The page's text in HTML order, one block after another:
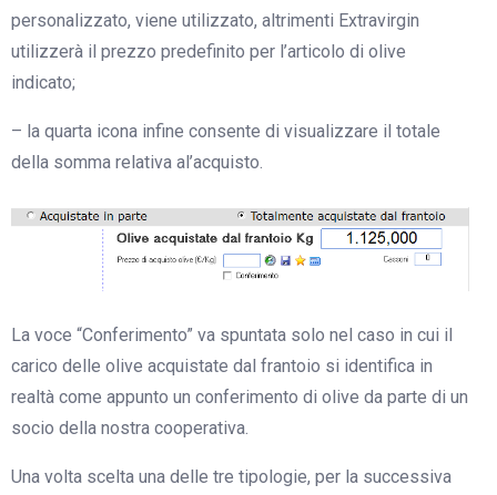
personalizzato, viene utilizzato, altrimenti Extravirgin
utilizzerà il prezzo predefinito per l’articolo di olive
indicato;
– la quarta icona infine consente di visualizzare il totale
della somma relativa al’acquisto.
La voce “Conferimento” va spuntata solo nel caso in cui il
carico delle olive acquistate dal frantoio si identifica in
realtà come appunto un conferimento di olive da parte di un
socio della nostra cooperativa.
Una volta scelta una delle tre tipologie, per la successiva